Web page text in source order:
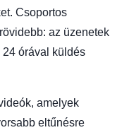
Csoportos
az üzenetek
órával küldés
amelyek
eltűnésre